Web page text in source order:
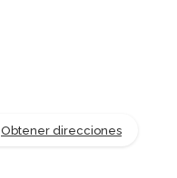
Obtener direcciones